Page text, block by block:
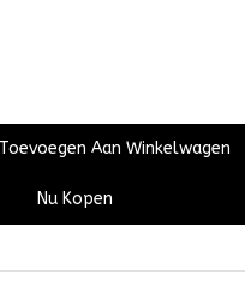
Toevoegen Aan Winkelwagen
Nu Kopen